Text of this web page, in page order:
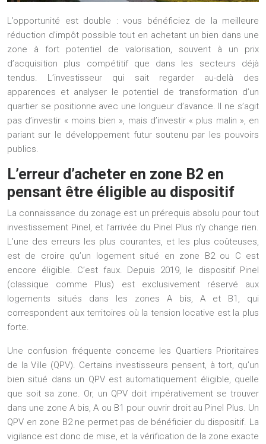
L’opportunité est double : vous bénéficiez de la meilleure
réduction d’impôt possible tout en achetant un bien dans une
zone à fort potentiel de valorisation, souvent à un prix
d’acquisition plus compétitif que dans les secteurs déjà
tendus. L’investisseur qui sait regarder au-delà des
apparences et analyser le potentiel de transformation d’un
quartier se positionne avec une longueur d’avance. Il ne s’agit
pas d’investir « moins bien », mais d’investir « plus malin », en
pariant sur le développement futur soutenu par les pouvoirs
publics.
L’erreur d’acheter en zone B2 en
pensant être éligible au dispositif
La connaissance du zonage est un prérequis absolu pour tout
investissement Pinel, et l’arrivée du Pinel Plus n’y change rien.
L’une des erreurs les plus courantes, et les plus coûteuses,
est de croire qu’un logement situé en zone B2 ou C est
encore éligible. C’est faux. Depuis 2019, le dispositif Pinel
(classique comme Plus) est exclusivement réservé aux
logements situés dans les zones A bis, A et B1 , qui
correspondent aux territoires où la tension locative est la plus
forte.
Une confusion fréquente concerne les Quartiers Prioritaires
de la Ville (QPV). Certains investisseurs pensent, à tort, qu’un
bien situé dans un QPV est automatiquement éligible, quelle
que soit sa zone. Or, un QPV doit impérativement se trouver
dans une zone A bis, A ou B1 pour ouvrir droit au Pinel Plus. Un
QPV en zone B2 ne permet pas de bénéficier du dispositif. La
vigilance est donc de mise, et la vérification de la zone exacte